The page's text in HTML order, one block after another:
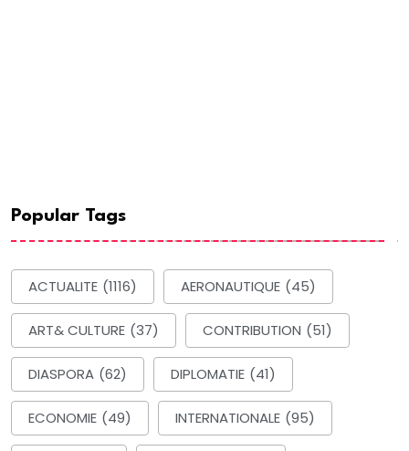
Popular Tags
ACTUALITE (1116) AERONAUTIQUE (45)
ART& CULTURE (37) CONTRIBUTION (51)
DIASPORA (62) DIPLOMATIE (41)
ECONOMIE (49) INTERNATIONALE (95)